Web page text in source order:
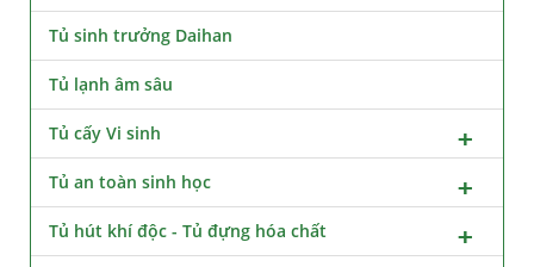
Tủ sinh trưởng Daihan
Tủ lạnh âm sâu
Tủ cấy Vi sinh
Tủ an toàn sinh học
Tủ hút khí độc - Tủ đựng hóa chất